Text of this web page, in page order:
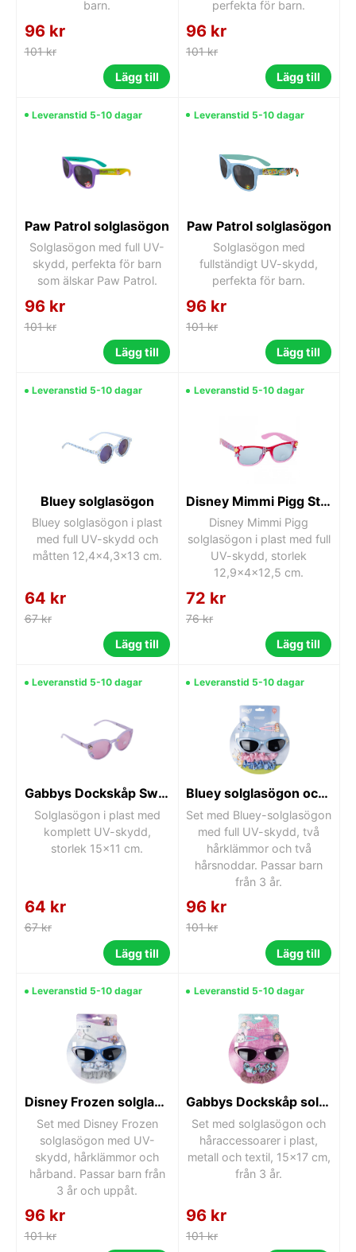
barn.
96 kr
101 kr
Lägg till
perfekta för barn.
96 kr
101 kr
Lägg till
Leveranstid 5-10 dagar
Paw Patrol solglasögon
Solglasögon med full UV-
skydd, perfekta för barn
som älskar Paw Patrol.
96 kr
101 kr
Lägg till
Leveranstid 5-10 dagar
Paw Patrol solglasögon
Solglasögon med
fullständigt UV-skydd,
perfekta för barn.
96 kr
101 kr
Lägg till
Leveranstid 5-10 dagar
Bluey solglasögon
Bluey solglasögon i plast
med full UV-skydd och
måtten 12,4x4,3x13 cm.
64 kr
67 kr
Lägg till
Leveranstid 5-10 dagar
Disney Mimmi Pigg Star solglasögon
Disney Mimmi Pigg
solglasögon i plast med full
UV-skydd, storlek
12,9x4x12,5 cm.
72 kr
76 kr
Lägg till
Leveranstid 5-10 dagar
Gabbys Dockskåp Swim solglasögon 15x11 cm
Solglasögon i plast med
komplett UV-skydd,
storlek 15x11 cm.
64 kr
67 kr
Lägg till
Leveranstid 5-10 dagar
Bluey solglasögon och håraccessoarset
Set med Bluey-solglasögon
med full UV-skydd, två
hårklämmor och två
hårsnoddar. Passar barn
från 3 år.
96 kr
101 kr
Lägg till
Leveranstid 5-10 dagar
Disney Frozen solglasögon och håraccessoarset
Set med Disney Frozen
solglasögon med UV-
skydd, hårklämmor och
hårband. Passar barn från
3 år och uppåt.
96 kr
101 kr
Leveranstid 5-10 dagar
Gabbys Dockskåp solglasögon och håraccessoarer set 15x17 cm
Set med solglasögon och
håraccessoarer i plast,
metall och textil, 15x17 cm,
från 3 år.
96 kr
101 kr